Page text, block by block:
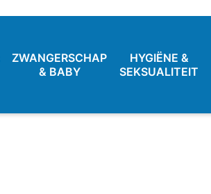
ZWANGERSCHAP
& BABY
HYGIËNE &
SEKSUALITEIT